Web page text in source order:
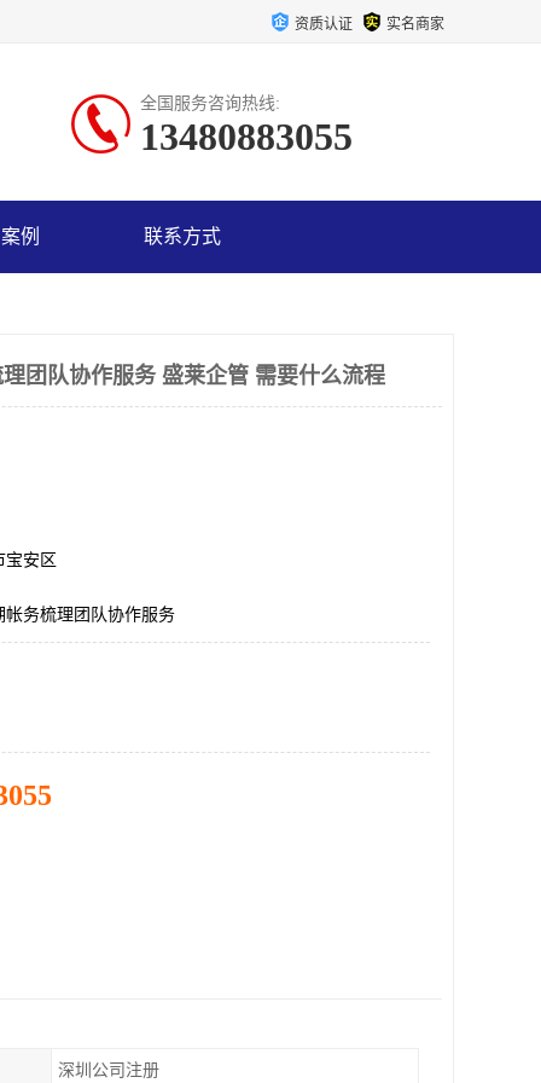
资质认证 实名商家
全国服务咨询热线:
13480883055
例 联系方式
团队协作服务 盛莱企管 需要什么流程
宝安区
帐务梳理团队协作服务
深圳公司注册